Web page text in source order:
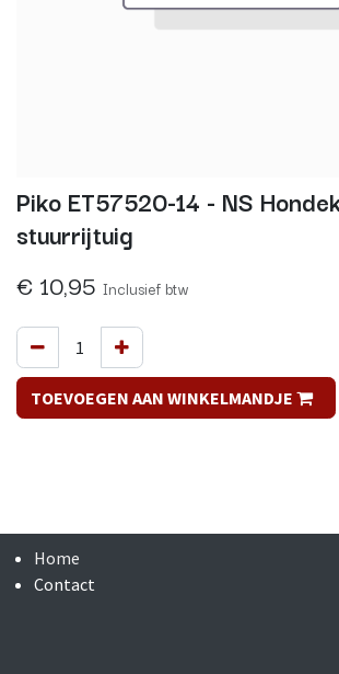
Piko ET57520-14 - NS
stuurrijtuig
€ 10,95 Inclusief btw
TOEVOEGEN AAN WINKELMANDJE
Home
Contact